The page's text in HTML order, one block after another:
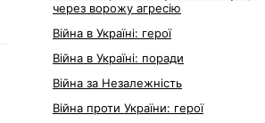
через ворожу агресію
Війна в Україні: герої
Війна в Україні: поради
Війна за Незалежність
Війна проти України: герої